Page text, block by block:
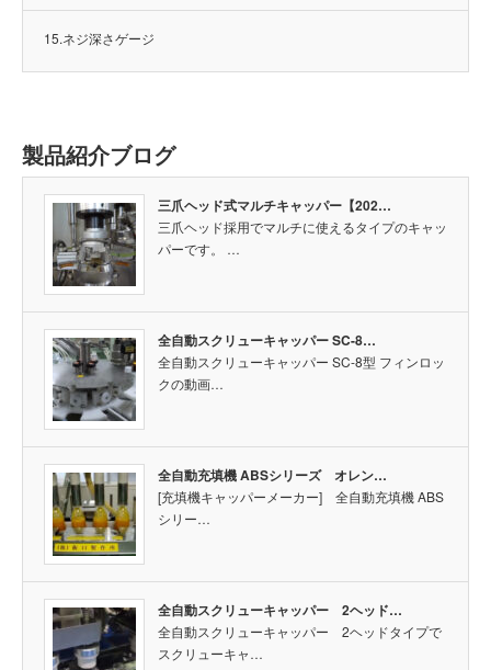
15.ネジ深さゲージ
製品紹介ブログ
三爪ヘッド式マルチキャッパー【202…
三爪ヘッド採用でマルチに使えるタイプのキャッ
パーです。 …
全自動スクリューキャッパー SC-8…
全自動スクリューキャッパー SC-8型 フィンロッ
クの動画…
全自動充填機 ABSシリーズ オレン…
[充填機キャッパーメーカー] 全自動充填機 ABS
シリー…
全自動スクリューキャッパー 2ヘッド…
全自動スクリューキャッパー 2ヘッドタイプで
スクリューキャ…